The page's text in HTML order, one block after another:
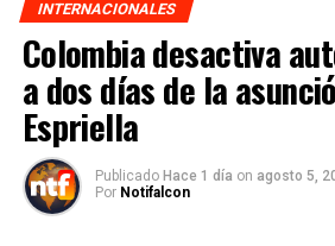
INTERNACIONALES
Colombia desactiva
a dos días de la
Espriella
Publicado Hace 1 día on agosto 5,
Por Notifalcon